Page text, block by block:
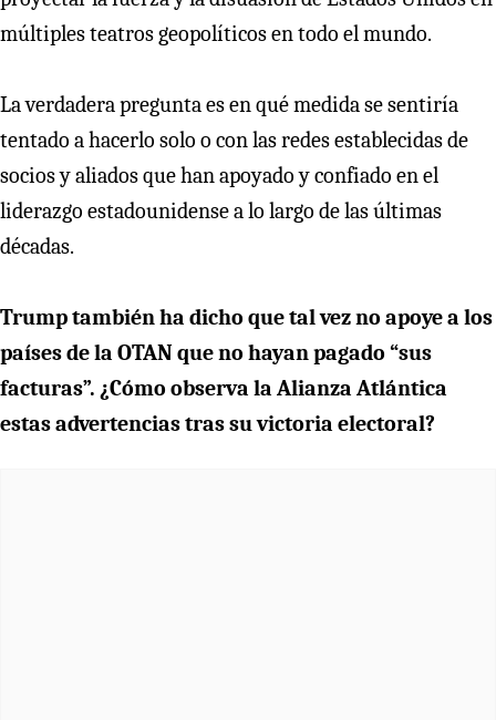
múltiples teatros geopolíticos en todo el mundo.
La verdadera pregunta es en qué medida se sentiría
tentado a hacerlo solo o con las redes establecidas de
socios y aliados que han apoyado y confiado en el
liderazgo estadounidense a lo largo de las últimas
décadas.
Trump también ha dicho que tal vez no apoye a los
países de la OTAN que no hayan pagado “sus
facturas”. ¿Cómo observa la Alianza Atlántica
estas advertencias tras su victoria electoral?